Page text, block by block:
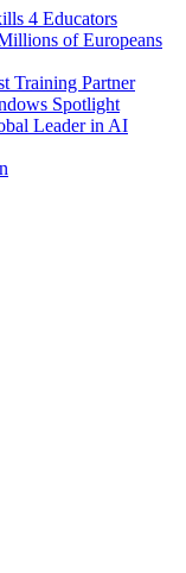
4 Educators
of Europeans
Training Partner
Spotlight
Leader in AI